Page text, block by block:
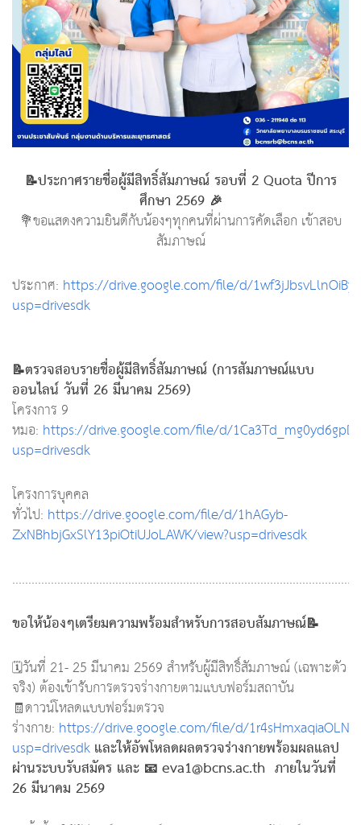
📝ประกาศรายชื่อผู้มีสิทธิ์สัมภาษณ์ รอบที่ 2 Quota ปีการ
ศึกษา 2569 🎉
💐ขอแสดงความยินดีกับน้องๆทุกคนที่ผ่านการคัดเลือก เข้าสอบ
สัมภาษณ์
ประกาศ: https://drive.google.com/file/d/
usp=drivesdk
📝ตรวจสอบรายชื่อผู้มีสิทธิ์สัมภาษณ์ (การสัมภาษณ์แบบ
ออนไลน์ วันที่ 26 มีนาคม 2569)
โครงการ 9
หมอ: https://drive.google.com/file/d/
usp=drivesdk
โครงการบุคคล
ทั่วไป: https://drive.google.com/file/d/1hAGyb-
ZxNBhbjGxSlY13piOtiUJoLAWK/view?usp=drivesdk
ขอให้น้องๆเตรียมความพร้อมสำหรับการสอบสัมภาษณ์📝
🗓️วันที่ 21- 25 มีนาคม 2569 สำหรับผู้มีสิทธิ์สัมภาษณ์ (เฉพาะตัว
จริง) ต้องเข้ารับการตรวจร่างกายตามแบบฟอร์มสถาบัน
🧾ดาวน์โหลดแบบฟอร์มตรวจ
ร่างกาย: https://drive.google.com/file/d/
usp=drivesdkและให้อัพโหลดผลตรวจร่างกายพร้อมผลแลป
ผ่านระบบรับสมัคร และ 📧eva1@bcns.ac.th ภายในวันที่
26 มีนาคม 2569